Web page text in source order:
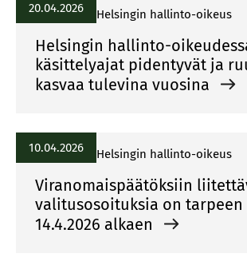
20.04.2026 Helsingin hallinto-oikeus
Helsingin hallinto-
käsittelyajat pidentyvät ja
kasvaa tulevina vuosina
10.04.2026 Helsingin hallinto-oikeus
Viranomaispäätöksiin
valitusosoituksia on
14.4.2026 alkaen